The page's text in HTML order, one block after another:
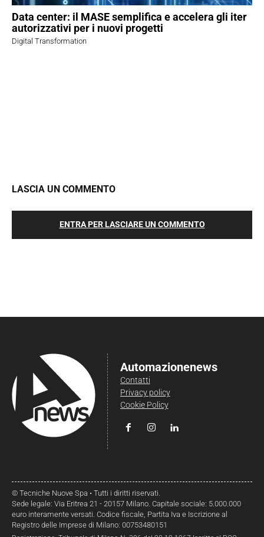
Data center: il MASE semplifica e accelera gli iter
autorizzativi per i nuovi progetti
Digital Transformation
LASCIA UN COMMENTO
ENTRA PER LASCIARE UN COMMENTO
Automazionenews
Contatti
Privacy policy
Cookie Policy
© Tecniche Nuove Spa • Tutti i diritti riservati.
Sede legale: Via Eritrea 21 - 20157 Milano. Capitale sociale: 5.000.000
euro interamente versati. Codice fiscale, Partita Iva e Iscrizione al
Registro delle Imprese di Milano: 00753480151